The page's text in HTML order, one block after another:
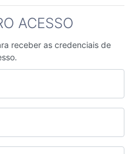
ACESSO
receber as credenciais de